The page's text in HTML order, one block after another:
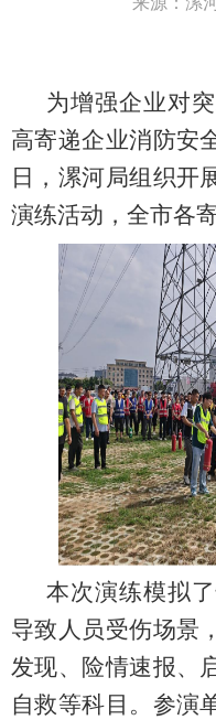
为增强企业对
高寄递企业消防安
日 ， 漯河局组织开
演练活动，全市各
本次演练模拟
导致人员受伤场景
发现、险情速报、
自救等科目。参演